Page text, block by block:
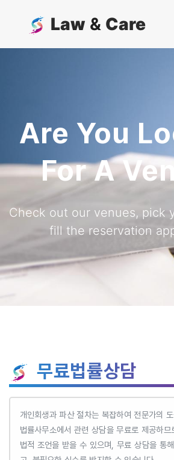
Law & Care
Are You
For A
Check out our venues, pick
fill the reservation
무료법률상담
개인회생과 파산 절차는 복잡하여 전문가의
법률사무소에서 관련 상담을 무료로 제공하
법적 조언을 받을 수 있으며, 무료 상담을 통